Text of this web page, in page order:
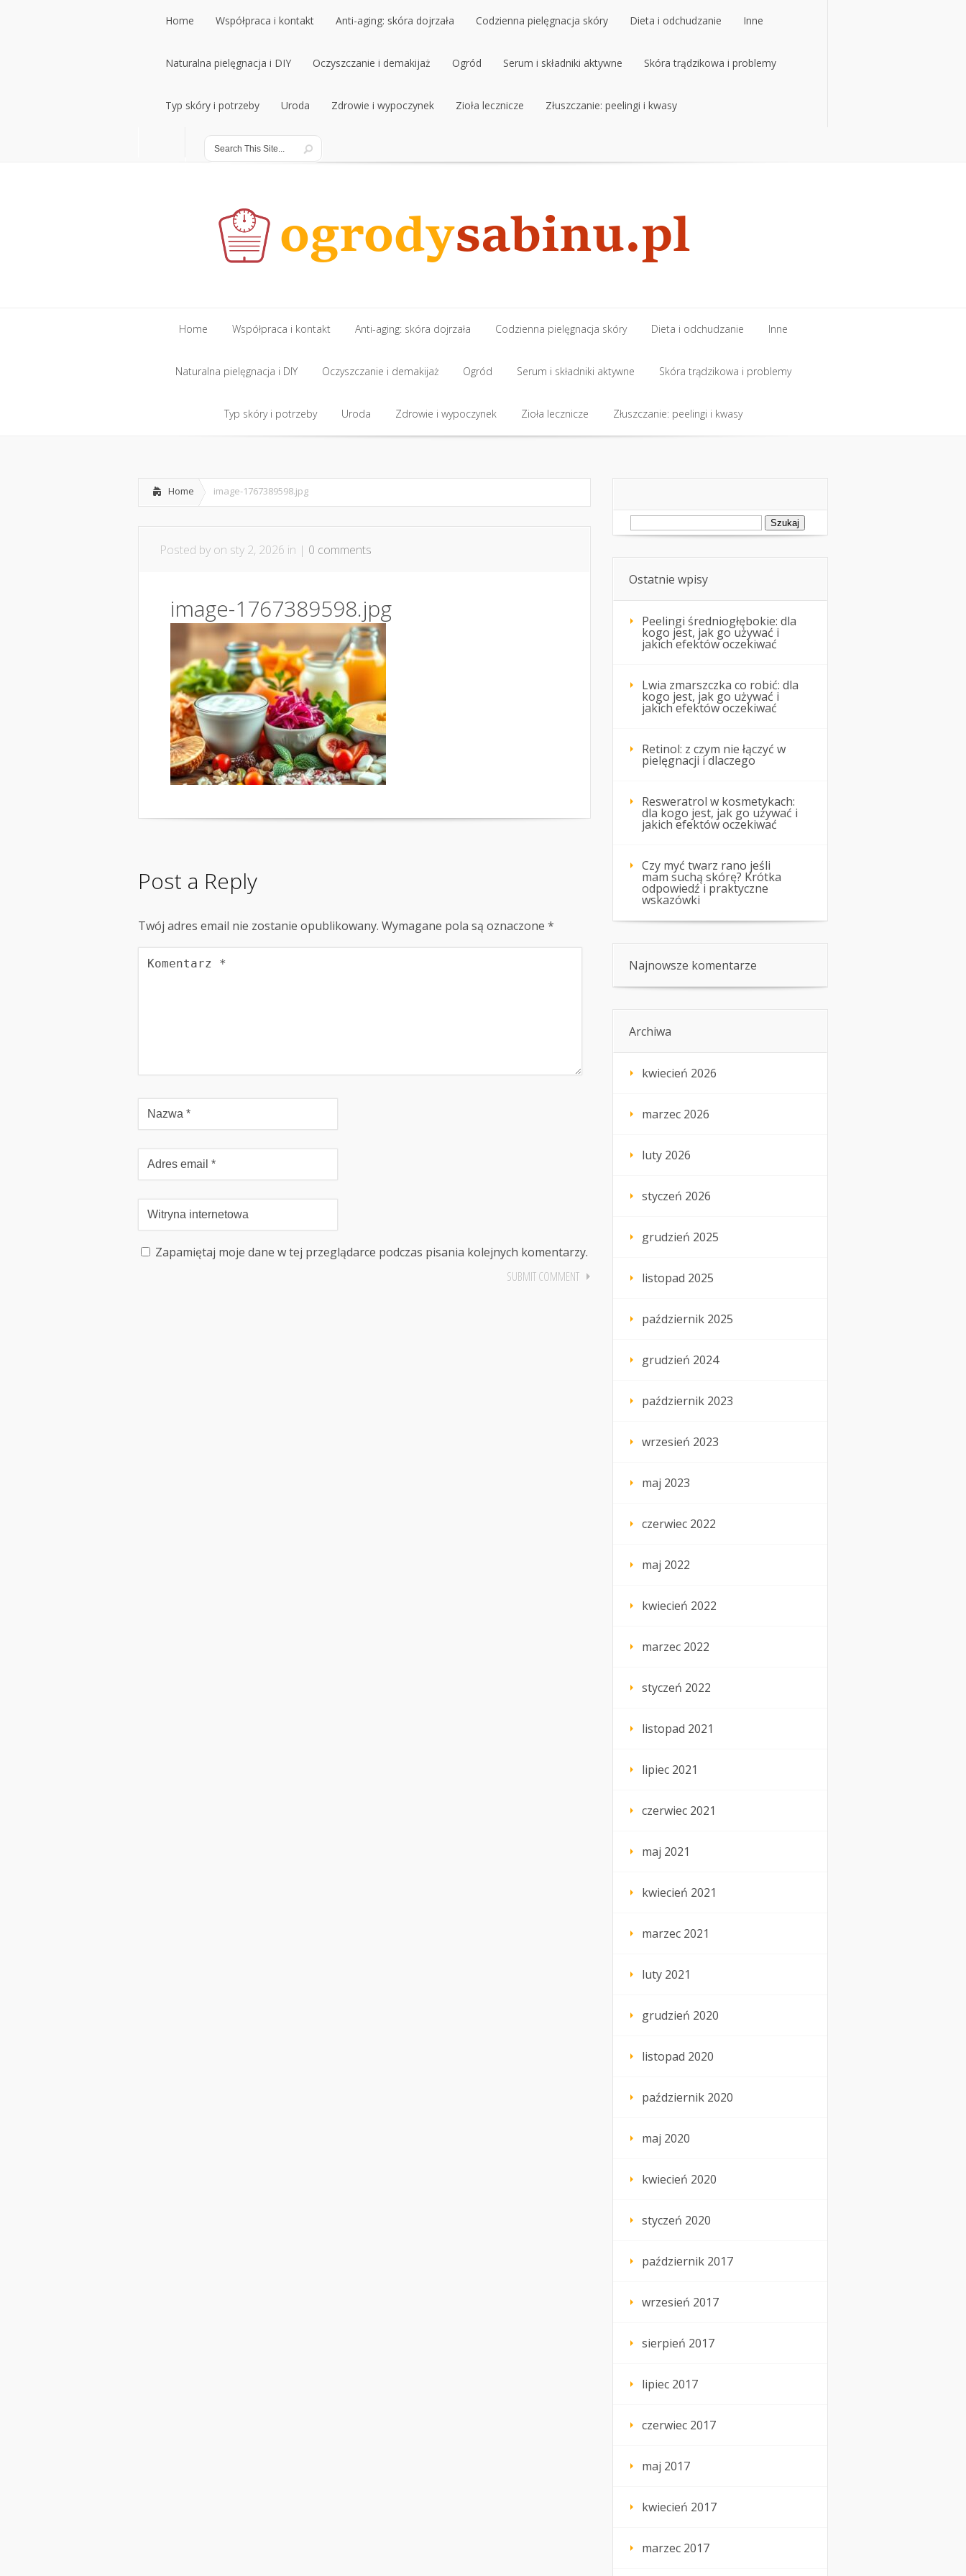
Home
Home
Współpraca i kontakt
Współpraca i kontakt
Anti-aging: skóra dojrzała
Anti-aging: skóra dojrzała
Codzienna pielęgnacja skóry
Codzienna pielęgnacja skóry
Dieta i odchudzanie
Dieta i odchudzanie
Inne
Inne
Naturalna pielęgnacja i DIY
Naturalna pielęgnacja i DIY
Oczyszczanie i demakijaż
Oczyszczanie i demakijaż
Ogród
Ogród
Serum i składniki aktywne
Serum i składniki aktywne
Skóra trądzikowa i problemy
Skóra trądzikowa i problemy
Typ skóry i potrzeby
Typ skóry i potrzeby
Uroda
Uroda
Zdrowie i wypoczynek Zioła lecznicze Złuszczanie: peelingi i kwasy
Home
Home
Współpraca i kontakt
Współpraca i kontakt
Anti-aging: skóra dojrzała
Anti-aging: skóra dojrzała
Codzienna pielęgnacja skóry
Codzienna pielęgnacja skóry
Dieta i odchudzanie
Dieta i odchudzanie
Inne
Inne
Naturalna pielęgnacja i DIY
Naturalna pielęgnacja i DIY
Oczyszczanie i demakijaż
Oczyszczanie i demakijaż
Ogród
Ogród
Serum i składniki aktywne
Serum i składniki aktywne
Skóra trądzikowa i problemy
Skóra trądzikowa i problemy
Typ skóry i potrzeby Uroda Zdrowie i wypoczynek Zioła lecznicze Złuszczanie: peelingi i kwasy
Home image-1767389598.jpg
Posted by on sty 2, 2026 in | 0 comments
image-1767389598.jpg
Post a Reply
Twój adres email nie zostanie opublikowany. Wymagane pola są oznaczone *
Zapamiętaj moje dane w tej przeglądarce podczas pisania kolejnych komentarzy.
Szukaj:
Ostatnie wpisy
Peelingi średniogłębokie: dla
kogo jest, jak go używać i
jakich efektów oczekiwać
Lwia zmarszczka co robić: dla
kogo jest, jak go używać i
jakich efektów oczekiwać
Retinol: z czym nie łączyć w
pielęgnacji i dlaczego
Resweratrol w kosmetykach:
dla kogo jest, jak go używać i
jakich efektów oczekiwać
Czy myć twarz rano jeśli
mam suchą skórę? Krótka
odpowiedź i praktyczne
wskazówki
Najnowsze komentarze
Archiwa
kwiecień 2026
marzec 2026
luty 2026
styczeń 2026
grudzień 2025
listopad 2025
październik 2025
grudzień 2024
październik 2023
wrzesień 2023
maj 2023
czerwiec 2022
maj 2022
kwiecień 2022
marzec 2022
styczeń 2022
listopad 2021
lipiec 2021
czerwiec 2021
maj 2021
kwiecień 2021
marzec 2021
luty 2021
grudzień 2020
listopad 2020
październik 2020
maj 2020
kwiecień 2020
styczeń 2020
październik 2017
wrzesień 2017
sierpień 2017
lipiec 2017
czerwiec 2017
maj 2017
kwiecień 2017
marzec 2017